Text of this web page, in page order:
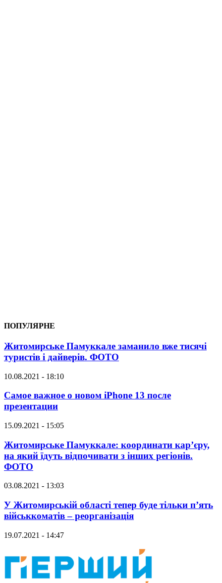
ПОПУЛЯРНЕ
Житомирське Памуккале заманило вже тисячі
туристів і дайверів. ФОТО
10.08.2021 - 18:10
Самое важное о новом iPhone 13 после
презентации
15.09.2021 - 15:05
Житомирське Памуккале: координати кар’єру,
на який їдуть відпочивати з інших регіонів.
ФОТО
03.08.2021 - 13:03
У Житомирській області тепер буде тільки п’ять
військкоматів – реорганізація
19.07.2021 - 14:47